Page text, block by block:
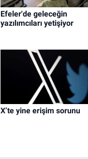
Efeler'de geleceğin
yazılımcıları yetişiyor
X’te yine erişim sorunu